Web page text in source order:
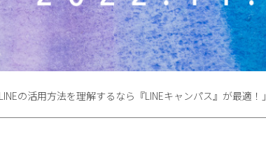
の活用方法を理解するなら『LINEキャンパス』が最適！」